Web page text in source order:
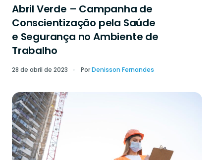
Abril Verde – Campanha de
Conscientização pela Saúde
e Segurança no Ambiente de
Trabalho
28 de abril de 2023 PorDenisson Fernandes